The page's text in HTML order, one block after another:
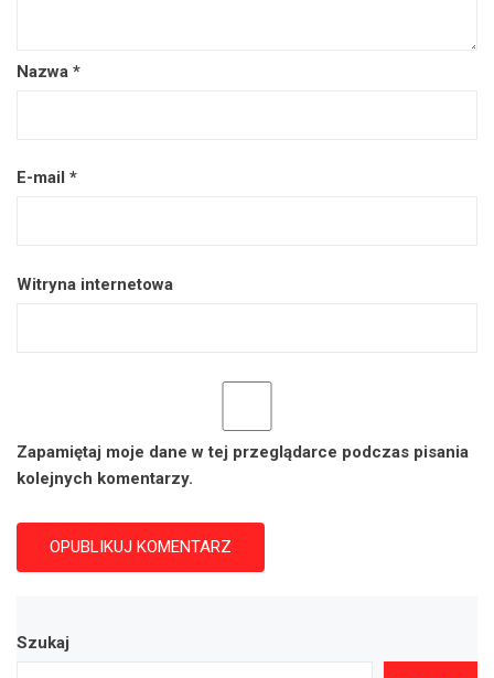
Nazwa *
E-mail *
Witryna internetowa
Zapamiętaj moje dane w tej przeglądarce podczas pisania
kolejnych komentarzy.
Szukaj